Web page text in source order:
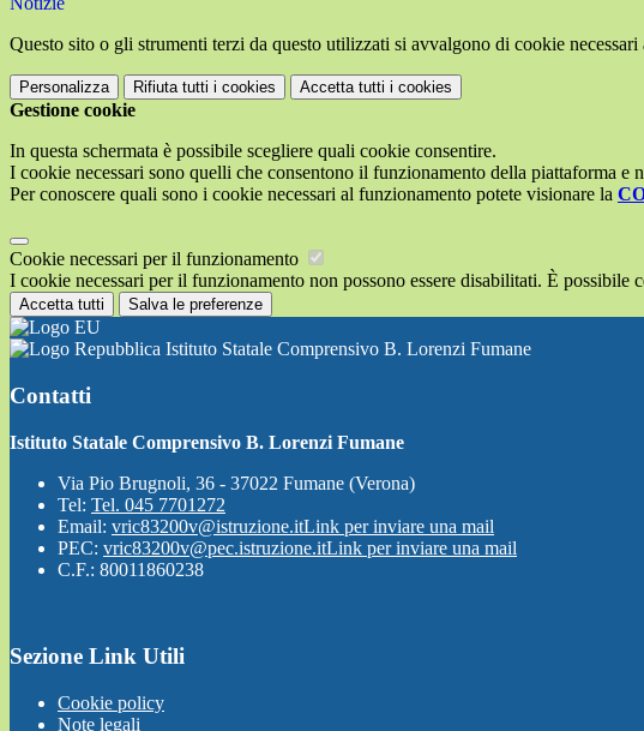
Questo sito o gli strumenti terzi da questo utilizzati si avvalgono di cookie
Personalizza Rifiuta tutti i cookies Accetta tutti i cookies
Gestione cookie
In questa schermata è possibile scegliere quali cookie consentire.
I cookie necessari sono quelli che consentono il funzionamento della piattaforma e
Per conoscere quali sono i cookie necessari al funzionamento potete visionare la
Cookie necessari per il funzionamento
I cookie necessari per il funzionamento non possono essere disabilitati. È possibile
Accetta tutti Salva le preferenze
Istituto Statale Comprensivo B. Lorenzi Fumane
Contatti
Istituto Statale Comprensivo B. Lorenzi Fumane
Via Pio Brugnoli, 36 - 37022 Fumane (Verona)
Tel: Tel. 045 7701272
Email: vric83200v@istruzione.itLink per inviare una mail
PEC: vric83200v@pec.istruzione.itLink per inviare una mail
C.F.: 80011860238
Sezione Link Utili
Cookie policy
Note legali